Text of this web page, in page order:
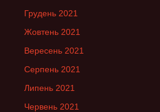
Грудень 2021
Жовтень 2021
Вересень 2021
Серпень 2021
Липень 2021
Червень 2021